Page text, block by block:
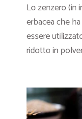
Lo zenzero (in
erbacea che
essere
ridotto in